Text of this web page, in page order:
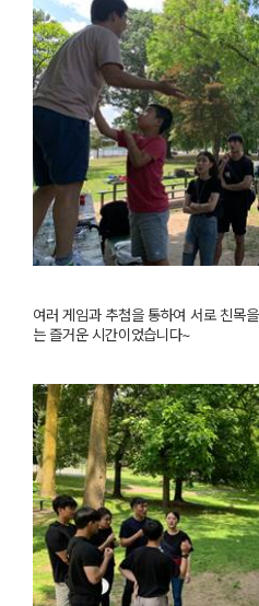
여러 게임과 추첨을 통하여 서로 친목을
는 즐거운 시간이었습니다~